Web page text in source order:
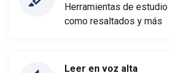
Herramientas de estudio
como resaltados y más
Leer en voz alta